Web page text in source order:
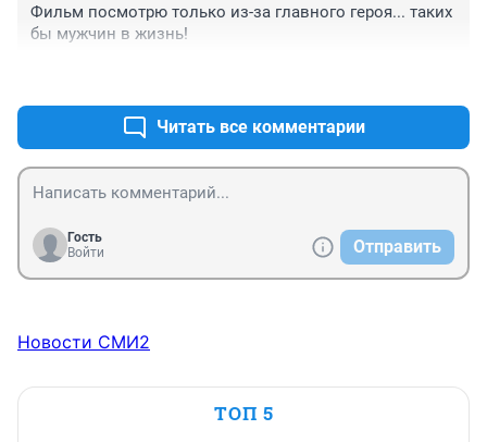
Фильм посмотрю только из-за главного героя... таких
бы мужчин в жизнь!
Читать все комментарии
Гость
Войти
Отправить
Новости СМИ2
ТОП 5